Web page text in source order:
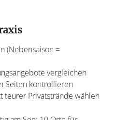
(Nebensaison =
vergleichen
Seiten kontrollieren
teurer Privatstrände wählen